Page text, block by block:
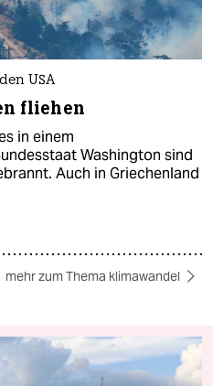
USA
fliehen
in einem
Washington sind
Auch in Griechenland
mehr zum Thema klimawandel